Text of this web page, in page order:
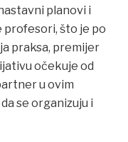
planovi i
profesori, što je po
praksa, premijer
očekuje od
u ovim
se organizuju i